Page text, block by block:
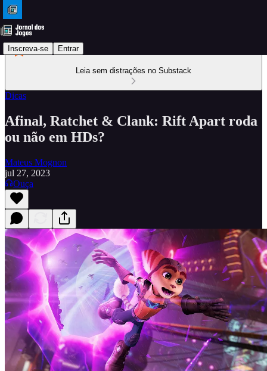
Inscreva-se Entrar
Leia sem distrações no Substack
Dicas
Afinal, Ratchet & Clank: Rift Apart roda
ou não em HDs?
Mateus Mognon
jul 27, 2023
Ouça